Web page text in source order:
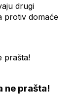
drugi
protiv domaće
ne prašta!